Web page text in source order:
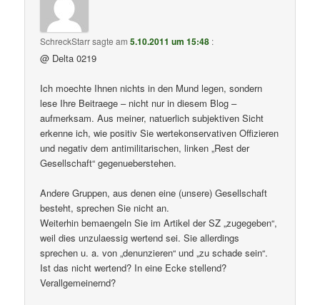
SchreckStarrsagte am5.10.2011 um 15:48 :
@ Delta 0219
Ich moechte Ihnen nichts in den Mund legen, sondern
lese Ihre Beitraege – nicht nur in diesem Blog –
aufmerksam. Aus meiner, natuerlich subjektiven Sicht
erkenne ich, wie positiv Sie wertekonservativen Offizieren
und negativ dem antimilitarischen, linken „Rest der
Gesellschaft“ gegenueberstehen.
Andere Gruppen, aus denen eine (unsere) Gesellschaft
besteht, sprechen Sie nicht an.
Weiterhin bemaengeln Sie im Artikel der SZ „zugegeben“,
weil dies unzulaessig wertend sei. Sie allerdings
sprechen u. a. von „denunzieren“ und „zu schade sein“.
Ist das nicht wertend? In eine Ecke stellend?
Verallgemeinernd?